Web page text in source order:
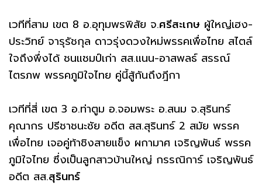
เวทีที่สาม เขต 8 อ.อุทุมพรพิสัย จ.ศรีสะเกษ ผู้ใหญ่เฮง-
ประวิทย์ จารุรัชกุล ดาวรุ่งดวงใหม่พรรคเพื่อไทย สไตล์
ใจถึงพึ่งได้ ชนแชมป์เก่า สส.แนน-อาสพลธ์ สรรณ์
ไตรภพ พรรคภูมิใจไทย คู่นี้สู้กันถึงฎีกา
เวทีที่สี่ เขต 3 อ.ท่าตูม อ.จอมพระ อ.สนม จ.สุรินทร์
คุณากร ปรีชาชนะชัย อดีต สส.สุรินทร์ 2 สมัย พรรค
เพื่อไทย เจอคู่ท้าชิงสายแข็ง ผกามาศ เจริญพันธ์ พรรค
ภูมิใจไทย ซึ่งเป็นลูกสาวบ้านใหญ่ กรรณิการ์ เจริญพันธ์
อดีต สส.สุรินทร์